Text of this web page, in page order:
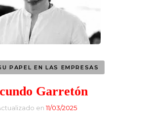
PAPEL EN LAS EMPRESAS
Garretón
en11/03/2025